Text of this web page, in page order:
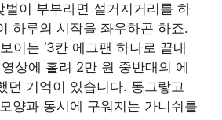
벌이 부부라면 설거지거리를 하
하루의 시작을 좌우하곤 하죠.
이는 ‘3칸 에그팬 하나로 끝내
상에 홀려 2만 원 중반대의 에
던 기억이 있습니다. 동그랗고
양과 동시에 구워지는 가니쉬를